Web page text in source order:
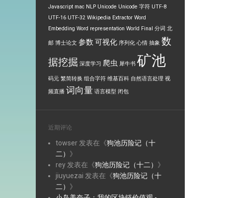
Javascript mac NLP Unicode Unicode 字符 UTF-8
UTF-16 UTF-32 Wikipedia Extractor Word
Embedding Word representation World Final 分词 北
邮 博士论文 参数 可视化 序列化 心情 抽象 数
据挖掘 深度学习 爬虫 犀牛书 矿池
码元 繁简转换 组合字符 维基百科 自然语言处理 视
频直播 词向量 语言模型 闭包
近期评论
towser 发表在《狗池历险记（十
二） 》
rey 发表在《狗池历险记（十二） 》
jiuyuezai 发表在《狗池历险记（十
二） 》